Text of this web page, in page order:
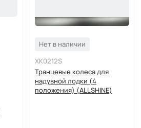
Нет в наличии
XK0212S
Транцевые колеса для
надувной лодки (4
положения) (ALLSHINE)